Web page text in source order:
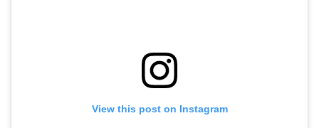
View this post on Instagram